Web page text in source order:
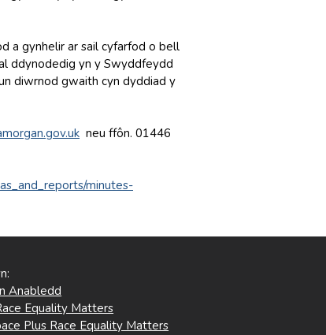
a gynhelir ar sail cyfarfod o bell
ddynodedig yn y Swyddfeydd
diwrnod gwaith cyn dyddiad y
neu ffôn. 01446
minutes-
Anabledd
Equality Matters
Plus Race Equality Matters